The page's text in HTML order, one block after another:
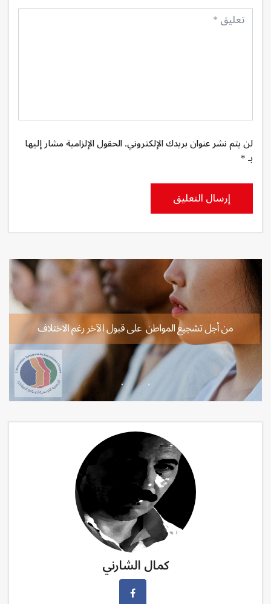
لن يتم نشر عنوان بريدك الإلكتروني. الحقول الإلزامية مشار إليها
بـ *
إرسال التعليق
كمال الشارني